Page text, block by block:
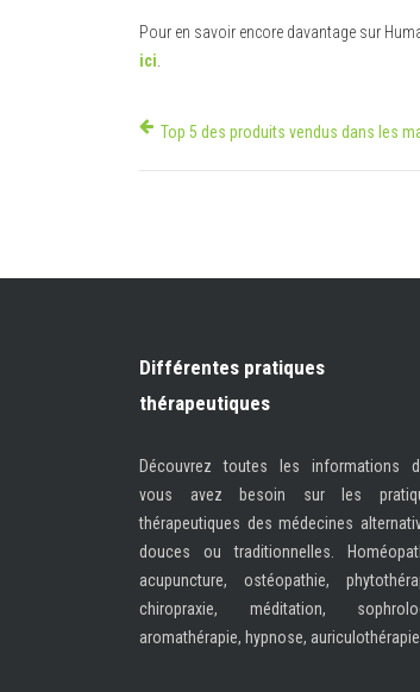
Pour en savoir encore davantage sur
ici
Top 5 des produits vendus dans les
Différentes pratiques
thérapeutiques
Découvrez toutes les informations
vous avez besoin sur les
thérapeutiques des médecines
douces ou traditionnelles.
acupuncture, ostéopathie,
chiropraxie, méditation,
aromathérapie, hypnose, auriculothérapie…